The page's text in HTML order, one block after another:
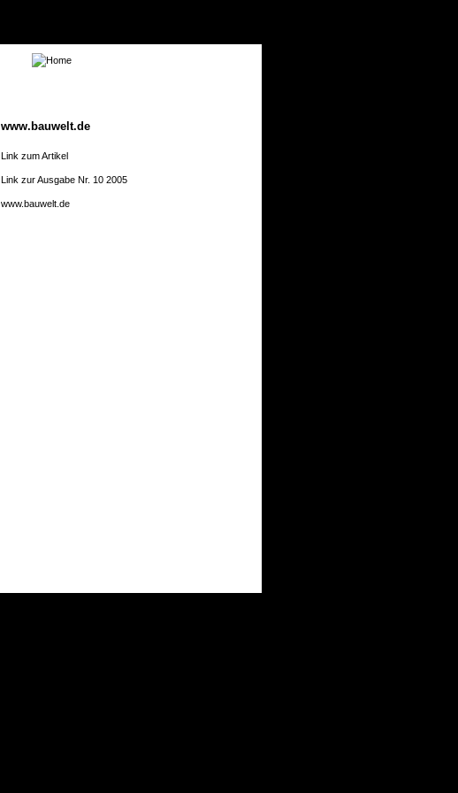
www.bauwelt.de
Link zum Artikel
Link zur Ausgabe Nr. 10 2005
www.bauwelt.de